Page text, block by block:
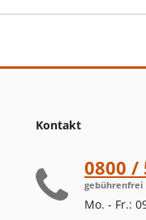
Kontakt
0800 /
gebührenfrei
Mo. - Fr.: